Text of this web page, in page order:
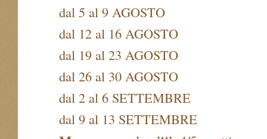
dal 5 al 9 AGOSTO
dal 12 al 16 AGOSTO
dal 19 al 23 AGOSTO
dal 26 al 30 AGOSTO
dal 2 al 6 SETTEMBRE
dal 9 al 13 SETTEMBRE